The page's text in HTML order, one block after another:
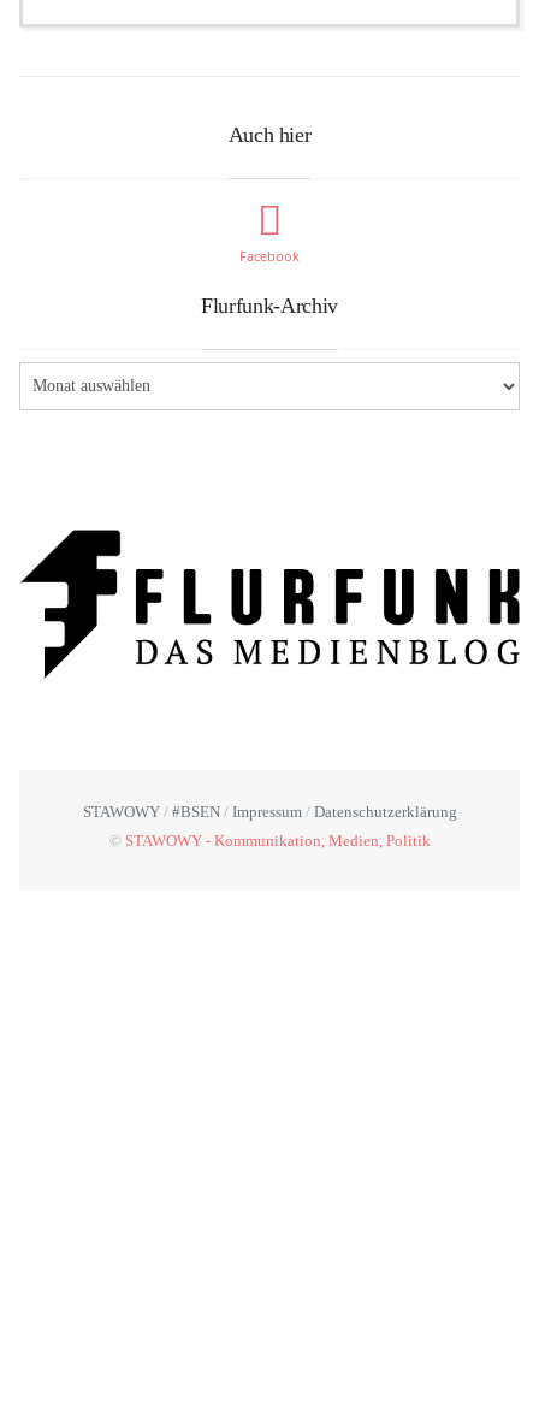
Auch hier
Facebook
Flurfunk-Archiv
STAWOWY #BSEN Impressum
Datenschutzerklärung
© STAWOWY - Kommunikation, Medien, Politik